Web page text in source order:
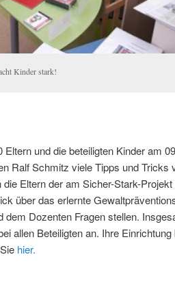
Kinder stark!
und die beteiligten Kinder am
Ralf Schmitz viele Tipps und Tricks
Eltern der am Sicher-Stark-Projekt
über das erlernte
Dozenten Fragen stellen.
allen Beteiligten an. Ihre Einrichtung
hier.